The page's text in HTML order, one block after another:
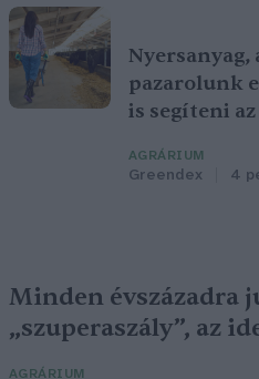
pazarolunk
is segíteni
AGRÁRIUM
Greendex 4
Minden évszázadra
„szuperaszály”, az
AGRÁRIUM